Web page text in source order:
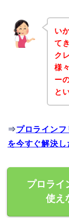
い
て
ク
様
ー
と
⇒プロライン
を今すぐ解決し
プロライ
使え